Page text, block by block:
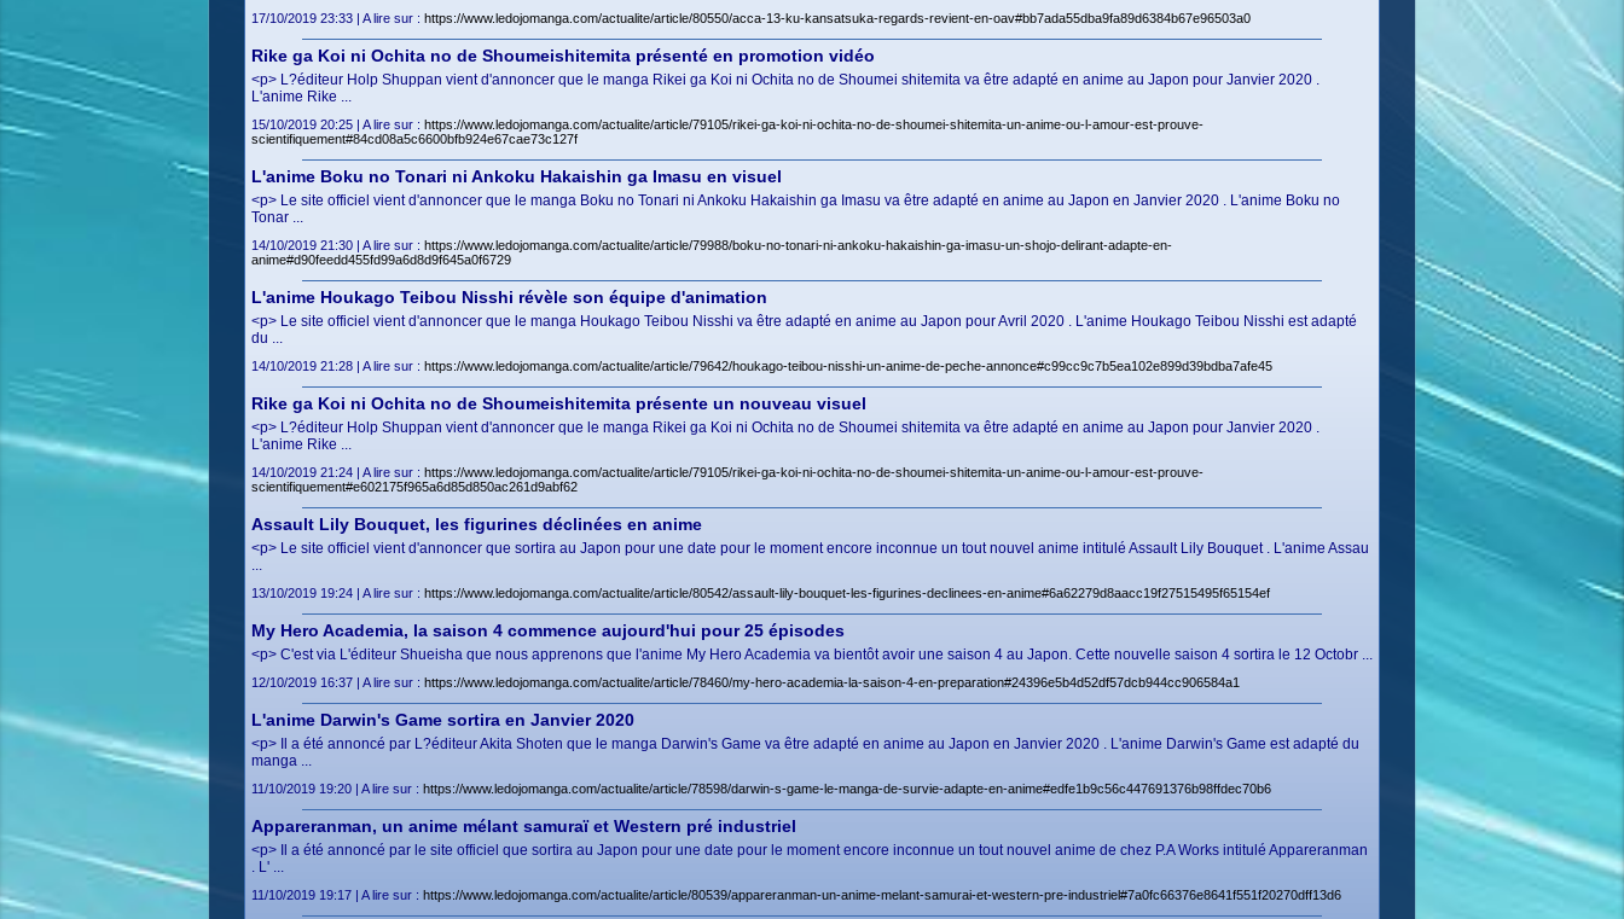
17/10/2019 23:33 | A lire sur : https://www.ledojomanga.com/actualite/article/80550/acca-13-ku-kansatsuka-regards-revient-en-oav#bb7ada55dba9fa89d6384b67e96503a0
Rike ga Koi ni Ochita no de Shoumeishitemita présenté en promotion vidéo
<p> L?éditeur Holp Shuppan vient d'annoncer que le manga Rikei ga Koi ni Ochita no de Shoumei shitemita va être adapté en anime au Japon pour Janvier 2020 .
L'anime Rike ...
15/10/2019 20:25 | A lire sur : https://www.ledojomanga.com/actualite/article/79105/rikei-ga-koi-ni-ochita-no-de-shoumei-shitemita-un-anime-ou-l-amour-est-prouve-
scientifiquement#84cd08a5c6600bfb924e67cae73c127f
L'anime Boku no Tonari ni Ankoku Hakaishin ga Imasu en visuel
<p> Le site officiel vient d'annoncer que le manga Boku no Tonari ni Ankoku Hakaishin ga Imasu va être adapté en anime au Japon en Janvier 2020 . L'anime Boku no
Tonar ...
14/10/2019 21:30 | A lire sur : https://www.ledojomanga.com/actualite/article/79988/boku-no-tonari-ni-ankoku-hakaishin-ga-imasu-un-shojo-delirant-adapte-en-
anime#d90feedd455fd99a6d8d9f645a0f6729
L'anime Houkago Teibou Nisshi révèle son équipe d'animation
<p> Le site officiel vient d'annoncer que le manga Houkago Teibou Nisshi va être adapté en anime au Japon pour Avril 2020 . L'anime Houkago Teibou Nisshi est adapté
du ...
14/10/2019 21:28 | A lire sur : https://www.ledojomanga.com/actualite/article/79642/houkago-teibou-nisshi-un-anime-de-peche-annonce#c99cc9c7b5ea102e899d39bdba7afe45
Rike ga Koi ni Ochita no de Shoumeishitemita présente un nouveau visuel
<p> L?éditeur Holp Shuppan vient d'annoncer que le manga Rikei ga Koi ni Ochita no de Shoumei shitemita va être adapté en anime au Japon pour Janvier 2020 .
L'anime Rike ...
14/10/2019 21:24 | A lire sur : https://www.ledojomanga.com/actualite/article/79105/rikei-ga-koi-ni-ochita-no-de-shoumei-shitemita-un-anime-ou-l-amour-est-prouve-
scientifiquement#e602175f965a6d85d850ac261d9abf62
Assault Lily Bouquet, les figurines déclinées en anime
<p> Le site officiel vient d'annoncer que sortira au Japon pour une date pour le moment encore inconnue un tout nouvel anime intitulé Assault Lily Bouquet . L'anime Assau
...
13/10/2019 19:24 | A lire sur : https://www.ledojomanga.com/actualite/article/80542/assault-lily-bouquet-les-figurines-declinees-en-anime#6a62279d8aacc19f27515495f65154ef
My Hero Academia, la saison 4 commence aujourd'hui pour 25 épisodes
<p> C'est via L'éditeur Shueisha que nous apprenons que l'anime My Hero Academia va bientôt avoir une saison 4 au Japon. Cette nouvelle saison 4 sortira le 12 Octobr ...
12/10/2019 16:37 | A lire sur : https://www.ledojomanga.com/actualite/article/78460/my-hero-academia-la-saison-4-en-preparation#24396e5b4d52df57dcb944cc906584a1
L'anime Darwin's Game sortira en Janvier 2020
<p> Il a été annoncé par L?éditeur Akita Shoten que le manga Darwin's Game va être adapté en anime au Japon en Janvier 2020 . L'anime Darwin's Game est adapté du
manga ...
11/10/2019 19:20 | A lire sur : https://www.ledojomanga.com/actualite/article/78598/darwin-s-game-le-manga-de-survie-adapte-en-anime#edfe1b9c56c447691376b98ffdec70b6
Appareranman, un anime mélant samuraï et Western pré industriel
<p> Il a été annoncé par le site officiel que sortira au Japon pour une date pour le moment encore inconnue un tout nouvel anime de chez P.A Works intitulé Appareranman
. L' ...
11/10/2019 19:17 | A lire sur : https://www.ledojomanga.com/actualite/article/80539/appareranman-un-anime-melant-samurai-et-western-pre-industriel#7a0fc66376e8641f551f20270dff13d6